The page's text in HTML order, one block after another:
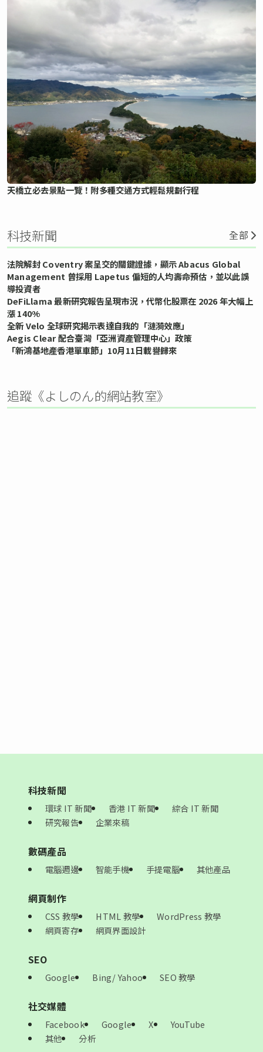
天橋立必去景點一覽！附多種交通方式輕鬆規劃行程
科技新聞 全部
法院解封 Coventry 案呈交的關鍵證據，顯示 Abacus Global
Management 曾採用 Lapetus 偏短的人均壽命預估，並以此誤
導投資者
DeFiLlama 最新研究報告呈現市況，代幣化股票在 2026 年大幅上
漲 140%
全新 Velo 全球研究揭示表達自我的「漣漪效應」
Aegis Clear 配合臺灣「亞洲資產管理中心」政策
「新鴻基地產香港單車節」10月11日載譽歸來
追蹤《よしのん的網站教室》
科技新聞
環球 IT 新聞 香港 IT 新聞
綜合 IT 新聞
研究報告
企業來稿
數碼產品
電腦週邊 智能手機 手提電腦 其他產品
網頁制作
CSS 教學 HTML 教學
WordPress 教學
網頁寄存
網頁界面設計
SEO
Google Bing/ Yahoo SEO 教學
社交媒體
Facebook Google X
YouTube
其他
分析